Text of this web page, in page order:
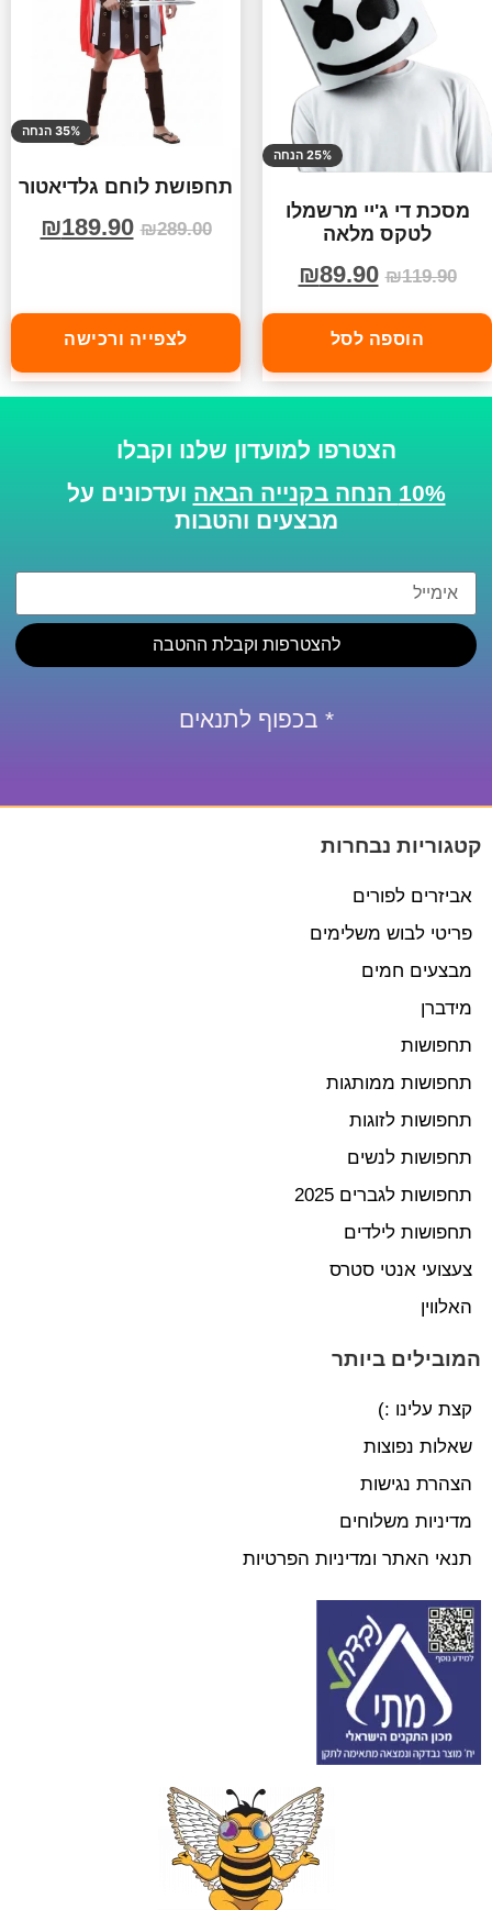
25% הנחה
מסכת די ג'יי מרשמלו
לטקס מלאה
₪119.90
₪89.90
הוספה לסל
35% הנחה
תחפושת לוחם גלדיאטור
₪289.00
₪189.90
לצפייה ורכישה
הצטרפו למועדון שלנו וקבלו
10% הנחה בקנייה הבאה
ועדכונים על
מבצעים והטבות
להצטרפות וקבלת ההטבה
* בכפוף לתנאים
קטגוריות נבחרות
אביזרים לפורים
פריטי לבוש משלימים
מבצעים חמים
מידברן
תחפושות
תחפושות ממותגות
תחפושות לזוגות
תחפושות לנשים
תחפושות לגברים 2025
תחפושות לילדים
צעצועי אנטי סטרס
האלווין
המובילים ביותר
קצת עלינו :)
שאלות נפוצות
הצהרת נגישות
מדיניות משלוחים
תנאי האתר ומדיניות הפרטיות